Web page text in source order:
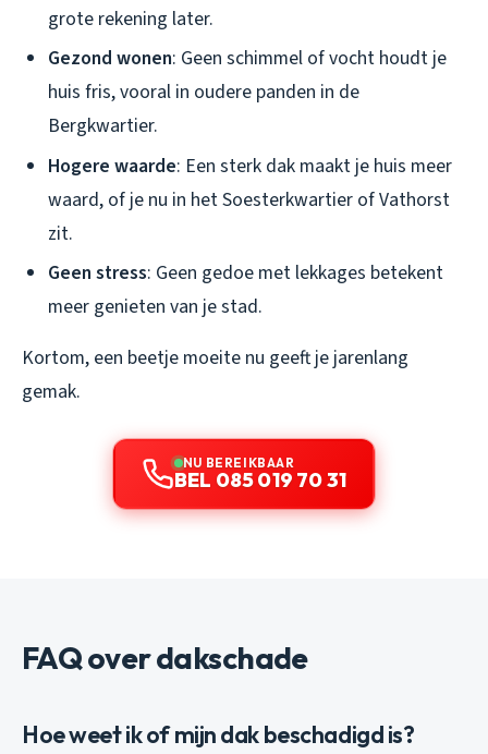
grote rekening later.
Gezond wonen: Geen schimmel of vocht houdt je
huis fris, vooral in oudere panden in de
Bergkwartier.
Hogere waarde: Een sterk dak maakt je huis meer
waard, of je nu in het Soesterkwartier of Vathorst
zit.
Geen stress: Geen gedoe met lekkages betekent
meer genieten van je stad.
Kortom, een beetje moeite nu geeft je jarenlang
gemak.
NU BEREIKBAAR
BEL 085 019 70 31
FAQ over dakschade
Hoe weet ik of mijn dak beschadigd is?